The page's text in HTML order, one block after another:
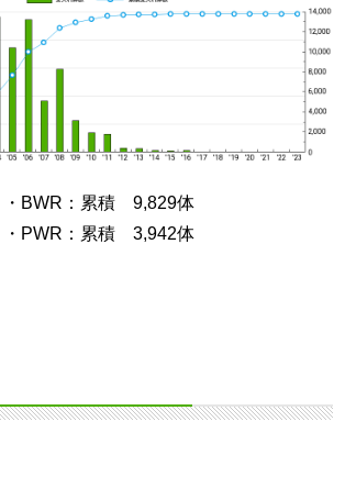
・BWR：累積 9,829体
・PWR：累積 3,942体